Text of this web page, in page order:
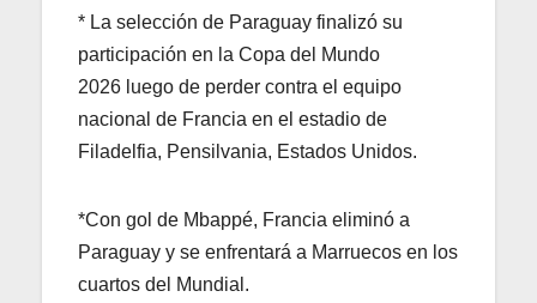
* La selección de Paraguay finalizó su
participación en la Copa del Mundo
2026 luego de perder contra el equipo
nacional de Francia en el estadio de
Filadelfia, Pensilvania, Estados Unidos.
*Con gol de Mbappé, Francia eliminó a
Paraguay y se enfrentará a Marruecos en los
cuartos del Mundial.